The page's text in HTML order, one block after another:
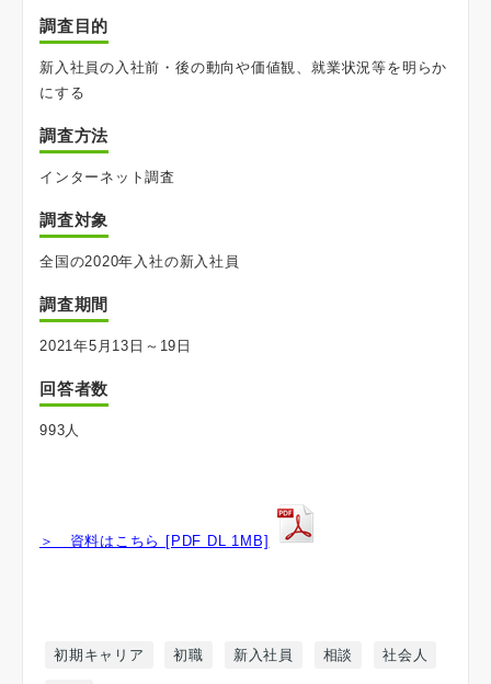
調査目的
新入社員の入社前・後の動向や価値観、就業状況等を明らか
にする
調査方法
インターネット調査
調査対象
全国の2020年入社の新入社員
調査期間
2021年5月13日～19日
回答者数
993人
＞ 資料はこちら [PDF DL 1MB]
初期キャリア 初職 新入社員 相談 社会人